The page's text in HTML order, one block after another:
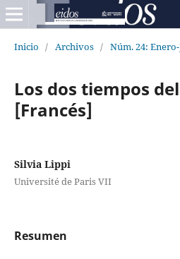
Inicio / Archivos / Núm. 24:
Los dos tiempos
[Francés]
Silvia Lippi
Université de Paris VII
Resumen